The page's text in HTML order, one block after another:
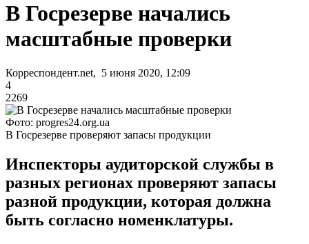
В Госрезерве начались
масштабные проверки
Корреспондент.net, 5 июня 2020, 12:09
4
2269
Фото: progres24.org.ua
В Госрезерве проверяют запасы продукции
Инспекторы аудиторской службы в
разных регионах проверяют запасы
разной продукции, которая должна
быть согласно номенклатуры.